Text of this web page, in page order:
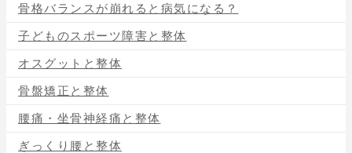
骨格バランスが崩れると病気になる？
子どものスポーツ障害と整体
オスグットと整体
骨盤矯正と整体
腰痛・坐骨神経痛と整体
ぎっくり腰と整体